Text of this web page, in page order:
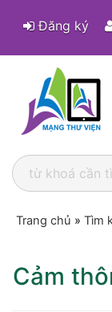
Đăng ký
Trang chủ » Tìm
Cảm